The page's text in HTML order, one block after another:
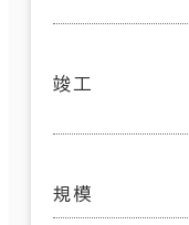
竣工
規模